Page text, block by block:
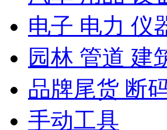
电子 电力 仪
园林 管道 建
品牌尾货 断
手动工具